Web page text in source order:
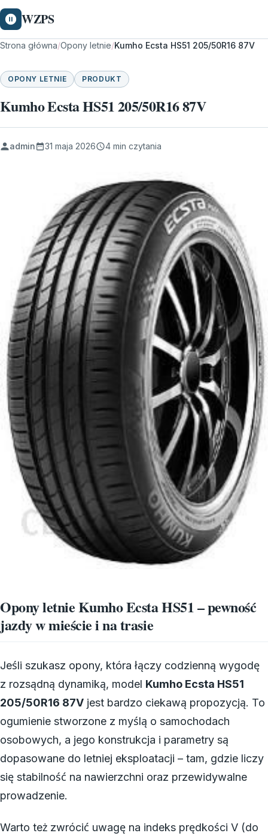
WZPS
Strona główna/Opony letnie/Kumho Ecsta HS51 205/50R16 87V
OPONY LETNIE PRODUKT
Kumho Ecsta HS51 205/50R16 87V
admin 31 maja 2026 4 min czytania
Opony letnie Kumho Ecsta HS51 – pewność
jazdy w mieście i na trasie
Jeśli szukasz opony, która łączy codzienną wygodę
z rozsądną dynamiką, model Kumho Ecsta HS51
205/50R16 87V jest bardzo ciekawą propozycją. To
ogumienie stworzone z myślą o samochodach
osobowych, a jego konstrukcja i parametry są
dopasowane do letniej eksploatacji – tam, gdzie liczy
się stabilność na nawierzchni oraz przewidywalne
prowadzenie.
Warto też zwrócić uwagę na indeks prędkości V (do